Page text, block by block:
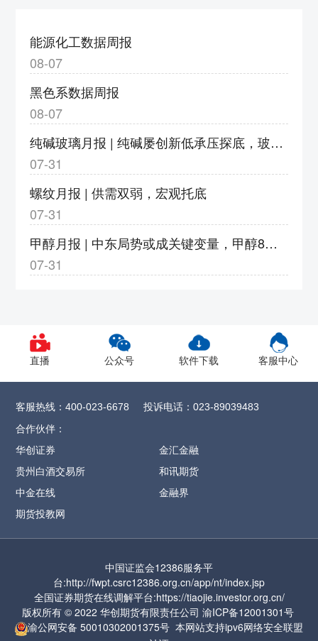
3、v2609合约保证金调整为18%，涨跌停板
幅度调整为9%
幅度调整为8%
5、eb2609合约保证金调整为20%，涨跌停板
幅度调整为11%
6、eg2609合约保证金调整为20%，涨跌停板
幅度调整为11%
7、pg2609合约保证金调整为23%，涨跌停板
整为18%，涨跌停板幅度调整为9%
8、pp2609合约保证金调整为18%，涨跌停板
1、CY2609合约保证金调整为12%，SR
合约保证金调整为13%，
CF/OI/RM/SF/SM2609合约保证金调整为
14%，SH/UR2609合约保证金调整为15%，
FG
保证金调整为17%，
ZC2609合约保证金调整
为57%
2、MA2609合约保证金调整为17%，涨跌停
板幅度调整为9%
4、PL2609合约保证金调整为17%，涨跌停板
幅度调整为9%
5、PR2609合约保证金调整为17%，涨跌停
板幅度调整为9%
能源化工数据周报
08-07
黑色系数据周报
08-07
纯碱玻璃月报 | 纯碱屡创新低承压探底，玻璃亏损加剧静待转机
07-31
螺纹月报 | 供需双弱，宏观托底
07-31
甲醇月报 | 中东局势或成关键变量，甲醇8月或以宽幅震荡运行
07-31
直播 公众号 软件下载 客服中心
客服热线：400-023-6678 投诉电话：023-89039483
合作伙伴：
华创证券
金汇金融
贵州白酒交易所
和讯期货
中金在线
金融界
期货投教网
中国证监会12386服务平
台:http://fwpt.csrc12386.org.cn/app/nt/index.jsp
全国证券期货在线调解平台:https://tiaojie.investor.org.cn/
版权所有 © 2022 华创期货有限责任公司 渝ICP备12001301号
渝公网安备 50010302001375号 本网站支持ipv6网络安全联盟